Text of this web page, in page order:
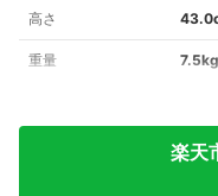
高さ
重量 7.5kg
楽天